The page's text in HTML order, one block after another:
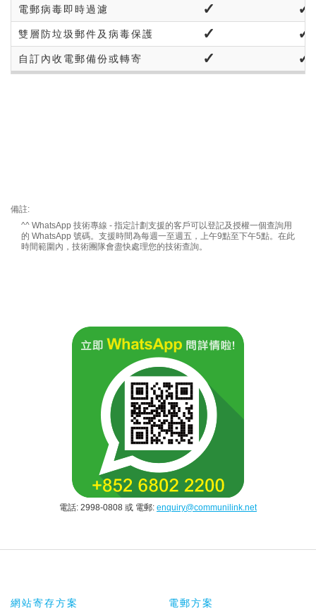
電郵病毒即時過濾 ✓ ✓
雙層防垃圾郵件及病毒保護 ✓ ✓
自訂內收電郵備份或轉寄 ✓ ✓
備註:
^^ WhatsApp 技術專線 - 指定計劃支援的客戶可以登記及授權一個查詢用
的 WhatsApp 號碼。支援時間為每週一至週五，上午9點至下午5點。在此
時間範圍內，技術團隊會盡快處理您的技術查詢。
電話: 2998-0808 或 電郵: enquiry@communilink.net
網站寄存方案 電郵方案